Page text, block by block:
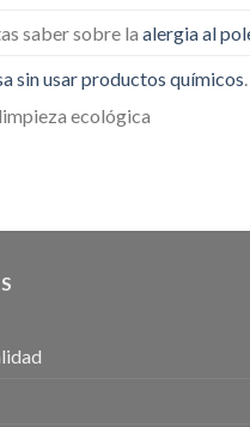
saber sobre la alergia al
sin usar productos químicos
ecológica